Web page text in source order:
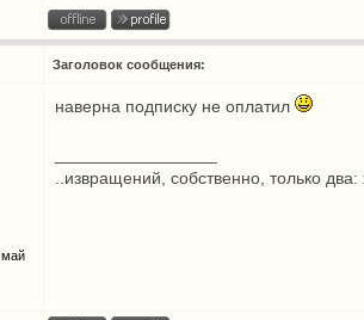
Заголовок сообщения:
май
наверна подписку не оплатил
..извращений, собственно, только